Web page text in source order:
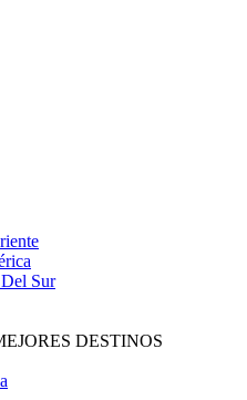
Sur
DESTINOS